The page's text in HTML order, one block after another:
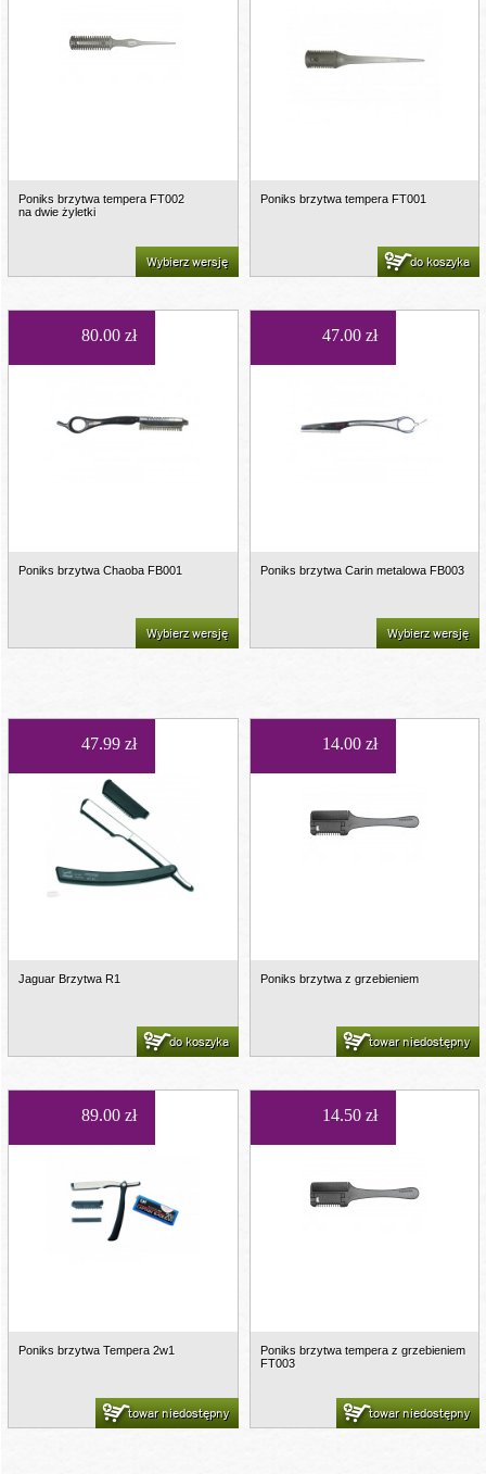
Poniks brzytwa tempera FT002
na dwie żyletki
Wybierz wersję
Poniks brzytwa tempera FT001
do koszyka
80.00 zł
Poniks brzytwa Chaoba FB001
Wybierz wersję
47.00 zł
Poniks brzytwa Carin metalowa FB003
Wybierz wersję
47.99 zł
Jaguar Brzytwa R1
do koszyka
14.00 zł
Poniks brzytwa z grzebieniem
towar niedostępny
89.00 zł
Poniks brzytwa Tempera 2w1
towar niedostępny
14.50 zł
Poniks brzytwa tempera z grzebieniem
FT003
towar niedostępny